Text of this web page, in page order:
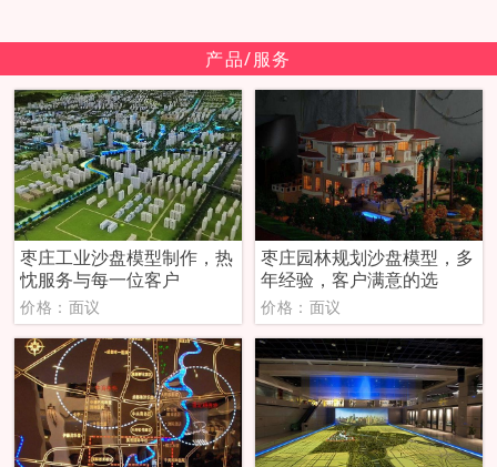
产品/服务
枣庄工业沙盘模型制作，热
忱服务与每一位客户
价格：面议
枣庄园林规划沙盘模型，多
年经验，客户满意的选
价格：面议